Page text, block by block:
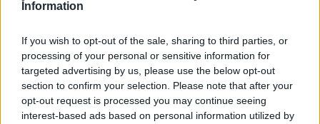
Information
If you wish to opt-out of the sale, sharing to third parties, or
processing of your personal or sensitive information for
targeted advertising by us, please use the below opt-out
section to confirm your selection. Please note that after your
opt-out request is processed you may continue seeing
interest-based ads based on personal information utilized by
kilómetros
Massanes
a 8,17
kilómetros
Brunyolaa 9,47 kilómetros
Hostalrica 10,67
kilómetros
Riudarenes